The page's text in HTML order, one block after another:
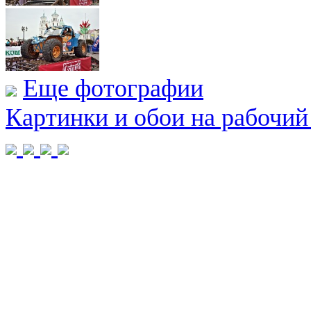
Еще фотографии
Картинки и обои на